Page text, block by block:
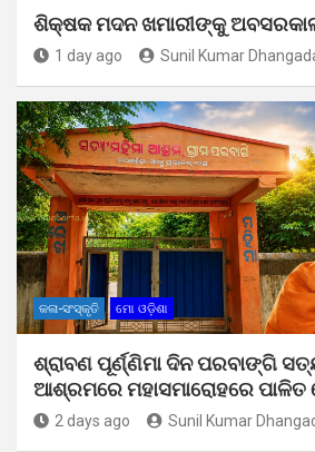
ଶିକ୍ଷକ ମଦନ ଖମାରୀଙ୍କୁ
1 day ago Sunil Kumar
କଳା-ସଂସ୍କୃତି ମୋ ଓଡ଼ିଶା
ଶ୍ରାବଣ ପୂର୍ଣ୍ଣିମା ଦିନ ପରବାଙ୍ଗି
ଆଶ୍ରମରେ ମହାସମାରୋହରେ ପାଳିତ
2 days ago Sunil Kumar